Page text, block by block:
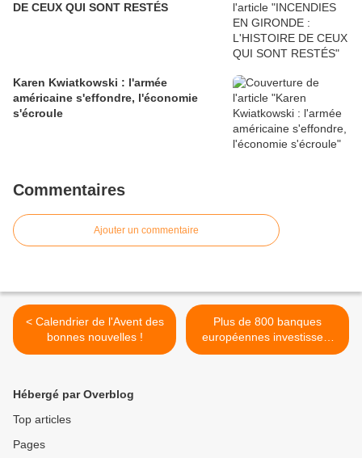
DE CEUX QUI SONT RESTÉS
Karen Kwiatkowski : l'armée
américaine s'effondre, l'économie
s'écroule
Commentaires
Ajouter un commentaire
< Calendrier de l'Avent des
bonnes nouvelles !
Plus de 800 banques
européennes investissent
393 milliards de dollars
Hébergé par Overblog
Top articles
Pages